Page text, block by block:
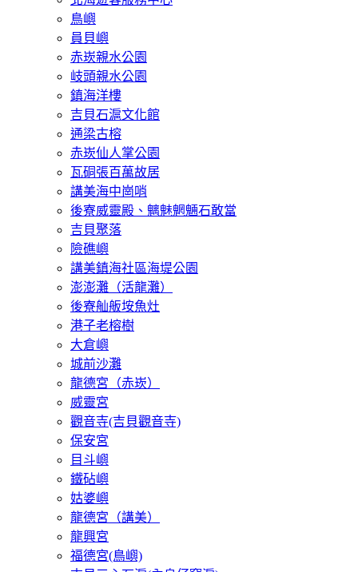
鳥嶼
員貝嶼
赤崁親水公園
岐頭親水公園
鎮海洋樓
吉貝石滬文化館
通梁古榕
赤崁仙人掌公園
瓦硐張百萬故居
講美海中崗哨
後寮威靈殿、魑魅魍魎石敢當
吉貝聚落
險礁嶼
講美鎮海社區海堤公園
澎澎灘（活龍灘）
後寮舢舨垵魚灶
港子老榕樹
大倉嶼
城前沙灘
龍德宮（赤崁）
威靈宮
觀音寺(吉貝觀音寺)
保安宮
目斗嶼
鐵砧嶼
姑婆嶼
龍德宮（講美）
龍興宮
福德宮(鳥嶼)